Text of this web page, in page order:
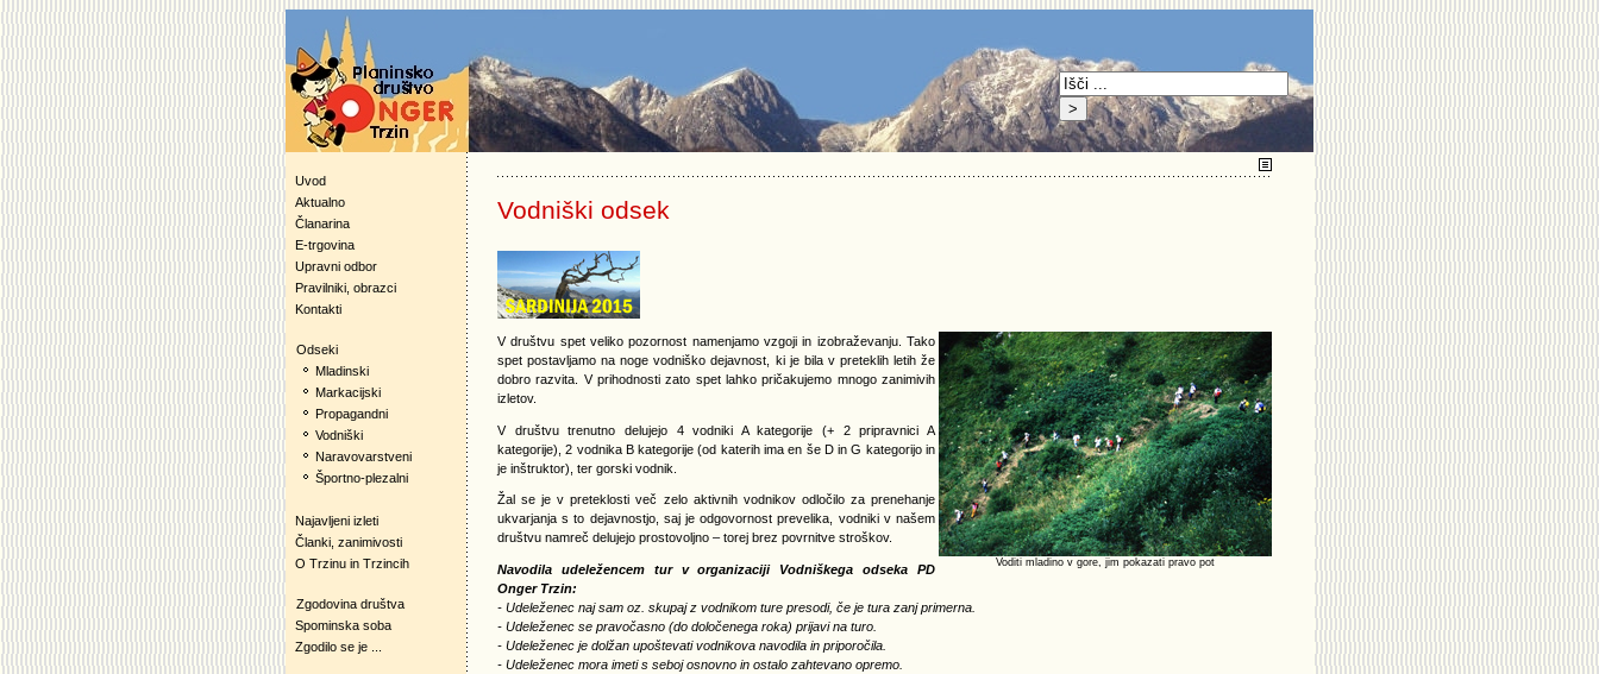
Uvod
Aktualno
Članarina
E-trgovina
Upravni odbor
Pravilniki, obrazci
Kontakti
Odseki
Mladinski
Markacijski
Propagandni
Vodniški
Naravovarstveni
Športno-plezalni
Najavljeni izleti
Članki, zanimivosti
O Trzinu in Trzincih
Zgodovina društva
Spominska soba
Zgodilo se je ...
Vodniški odsek
Voditi mladino v gore, jim pokazati pravo pot
V društvu spet veliko pozornost namenjamo vzgoji in izobraževanju. Tako
spet postavljamo na noge vodniško dejavnost, ki je bila v preteklih letih že
dobro razvita. V prihodnosti zato spet lahko pričakujemo mnogo zanimivih
izletov.
V društvu trenutno delujejo 4 vodniki A kategorije (+ 2 pripravnici A
kategorije), 2 vodnika B kategorije (od katerih ima en še D in G kategorijo in
je inštruktor), ter gorski vodnik.
Žal se je v preteklosti več zelo aktivnih vodnikov odločilo za prenehanje
ukvarjanja s to dejavnostjo, saj je odgovornost prevelika, vodniki v našem
društvu namreč delujejo prostovoljno – torej brez povrnitve stroškov.
Navodila udeležencem tur v organizaciji Vodniškega odseka PD
Onger Trzin:
- Udeleženec naj sam oz. skupaj z vodnikom ture presodi, če je tura zanj primerna.
- Udeleženec se pravočasno (do določenega roka) prijavi na turo.
- Udeleženec je dolžan upoštevati vodnikova navodila in priporočila.
- Udeleženec mora imeti s seboj osnovno in ostalo zahtevano opremo.